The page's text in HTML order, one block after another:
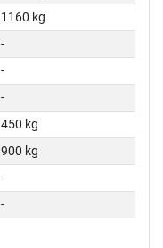
1160 kg
-
-
-
450 kg
900 kg
-
-